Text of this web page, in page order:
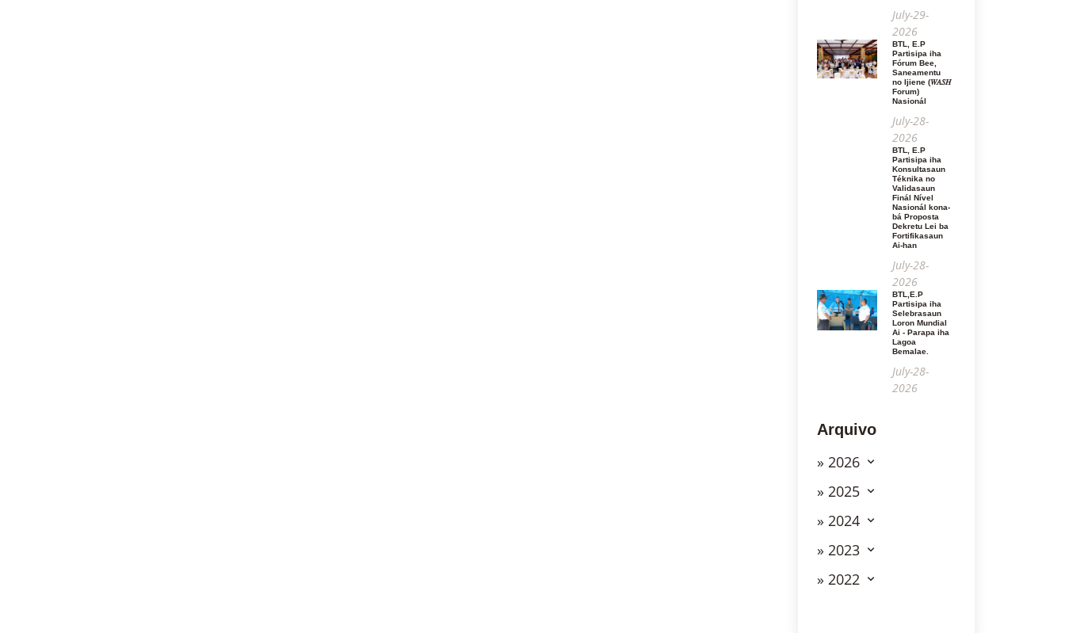
July-29-
2026
BTL, E.P
Partisipa iha
Fórum Bee,
Saneamentu
no Ijiene (𝑊𝐴𝑆𝐻
Forum)
Nasionál
July-28-
2026
BTL, E.P
Partisipa iha
Konsultasaun
Téknika no
Validasaun
Finál Nível
Nasionál kona-
bá Proposta
Dekretu Lei ba
Fortifikasaun
Ai-han
July-28-
2026
BTL,E.P
Partisipa iha
Selebrasaun
Loron Mundial
Ai - Parapa iha
Lagoa
Bemalae.
July-28-
2026
Arquivo
» 2026
» 2025
» 2024
» 2023
» 2022